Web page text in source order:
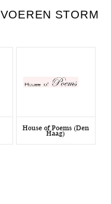
STORM
House of Poems (Den
Haag)